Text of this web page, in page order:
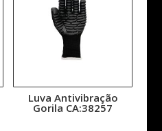
Luva Antivibração
Gorila CA:38257